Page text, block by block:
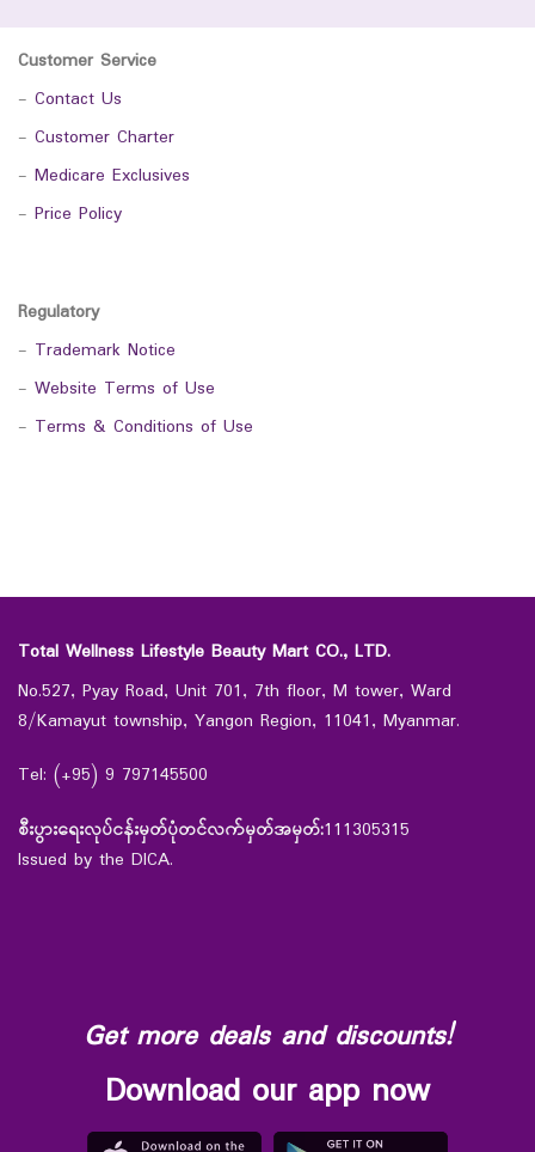
Customer Service
- Contact Us
- Customer Charter
- Medicare Exclusives
- Price Policy
Regulatory
- Trademark Notice
- Website Terms of Use
- Terms & Conditions of Use
Total Wellness Lifestyle Beauty Mart CO., LTD.
No.527, Pyay Road, Unit 701, 7th floor, M tower, Ward
8/Kamayut township, Yangon Region, 11041, Myanmar.
Tel: (+95) 9 797145500
စီးပွားရေးလုပ်ငန်းမှတ်ပုံတင်လက်မှတ်အမှတ်:111305315
Issued by the DICA.
Get more deals and discounts!
Download our app now